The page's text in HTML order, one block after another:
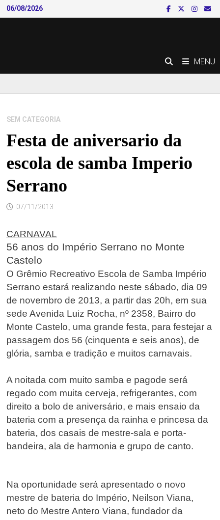
Skip
to
06/08/2026
MENU
SEM CATEGORIA
Festa de aniversario da
escola de samba Imperio
Serrano
07/11/2013
CARNAVAL
56 anos do Império Serrano no Monte
Castelo
O Grêmio Recreativo Escola de Samba Império
Serrano estará realizando neste sábado, dia 09
de novembro de 2013, a partir das 20h, em sua
sede Avenida Luiz Rocha, nº 2358, Bairro do
Monte Castelo, uma grande festa, para festejar a
passagem dos 56 (cinquenta e seis anos), de
glória, samba e tradição e muitos carnavais.
A noitada com muito samba e pagode será
regado com muita cerveja, refrigerantes, com
direito a bolo de aniversário, e mais ensaio da
bateria com a presença da rainha e princesa da
bateria, dos casais de mestre-sala e porta-
bandeira, ala de harmonia e grupo de canto.
Na oportunidade será apresentado o novo
mestre de bateria do Império, Neilson Viana,
neto do Mestre Antero Viana, fundador da